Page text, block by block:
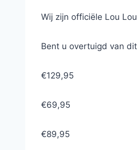
Wij zijn officiële Lou
Bent u overtuigd van
€129,95
€69,95
€89,95